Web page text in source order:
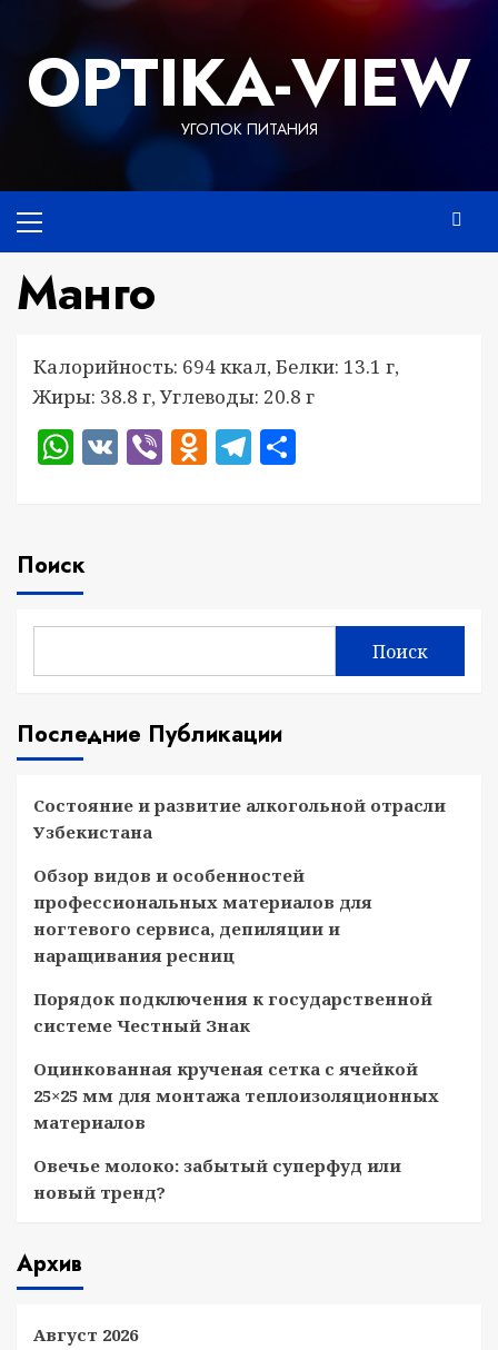
содержимому
OPTIKA-VIEW
УГОЛОК ПИТАНИЯ
меню
Манго
Калорийность: 694 ккал, Белки: 13.1 г,
Жиры: 38.8 г, Углеводы: 20.8 г
WhatsApp
VKViberOdnoklassniki
Telegram
Поиск
Поиск
Последние Публикации
Состояние и развитие алкогольной отрасли
Узбекистана
Обзор видов и особенностей
профессиональных материалов для
ногтевого сервиса, депиляции и
наращивания ресниц
Порядок подключения к государственной
системе Честный Знак
Оцинкованная крученая сетка с ячейкой
25×25 мм для монтажа теплоизоляционных
материалов
Овечье молоко: забытый суперфуд или
новый тренд?
Архив
Август 2026